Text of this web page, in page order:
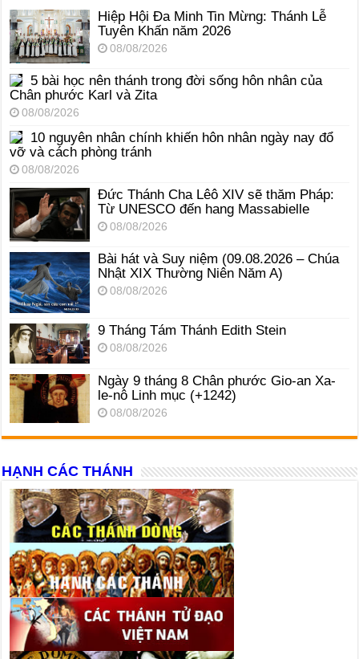
Hiệp Hội Đa Minh Tin Mừng: Thánh Lễ
Tuyên Khấn năm 2026
08/08/2026
5 bài học nên thánh trong đời sống hôn nhân của
Chân phước Karl và Zita
08/08/2026
10 nguyên nhân chính khiến hôn nhân ngày nay đổ
vỡ và cách phòng tránh
08/08/2026
Đức Thánh Cha Lêô XIV sẽ thăm Pháp:
Từ UNESCO đến hang Massabielle
08/08/2026
Bài hát và Suy niệm (09.08.2026 – Chúa
Nhật XIX Thường Niên Năm A)
08/08/2026
9 Tháng Tám Thánh Edith Stein
08/08/2026
Ngày 9 tháng 8 Chân phước Gio-an Xa-
le-nô Linh mục (+1242)
08/08/2026
HẠNH CÁC THÁNH